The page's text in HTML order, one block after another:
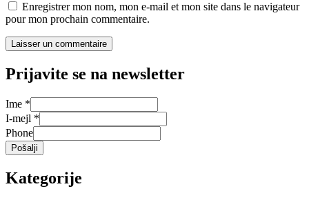
Enregistrer mon nom, mon e-mail et mon site dans le navigateur
pour mon prochain commentaire.
Prijavite se na newsletter
Ime *
I-mejl *
Phone
Pošalji
Kategorije